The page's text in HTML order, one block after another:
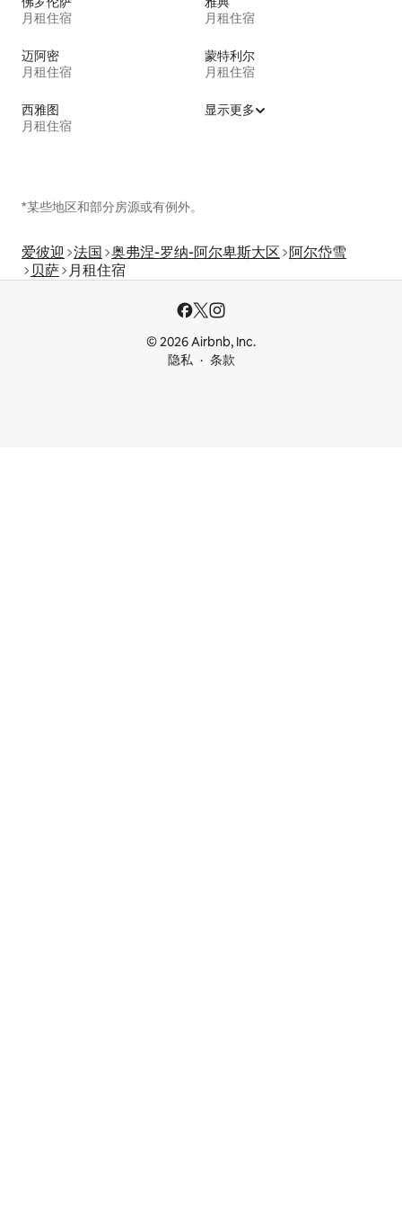
月租住宿
月租住宿
迈阿密
月租住宿
蒙特利尔
月租住宿
西雅图
月租住宿
显示更多
*某些地区和部分房源或有例外。
爱彼迎 法国 奥弗涅-罗纳-阿尔卑斯大区 阿尔岱雪
贝萨 月租住宿
© 2026 Airbnb, Inc.
隐私
条款